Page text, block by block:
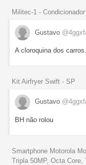
Militec-1 -
Gustavo
A cloroquina dos
Kit Airfryer Swift - SP
Gustavo
BH não rolou
Smartphone Motorola
Tripla 50MP, Octa Core,